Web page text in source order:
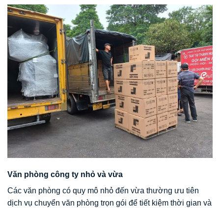
Văn phòng công ty nhỏ và vừa
Các văn phòng có quy mô nhỏ đến vừa thường ưu tiên
dịch vụ chuyển văn phòng trọn gói để tiết kiệm thời gian và